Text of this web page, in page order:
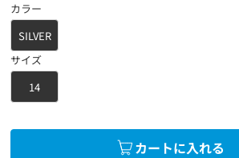
カラー
SILVER
サイズ
14
カートに入れる